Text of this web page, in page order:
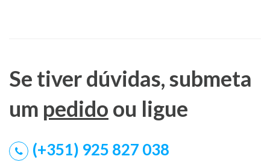
Se tiver dúvidas, submeta
um pedido ou ligue
(+351) 925 827 038